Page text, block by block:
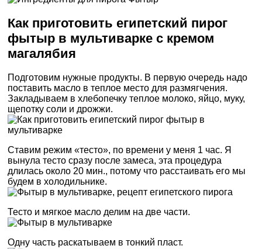
Как приготовить египетский пирог
фытыр в мультиварке с кремом
магалябия
Подготовим нужные продукты. В первую очередь надо
поставить масло в теплое место для размягчения.
Закладываем в хлебопечку теплое молоко, яйцо, муку,
щепотку соли и дрожжи.
Ставим режим «тесто», по времени у меня 1 час. Я
вынула тесто сразу после замеса, эта процедура
длилась около 20 мин., потому что расстаивать его мы
будем в холодильнике.
Тесто и мягкое масло делим на две части.
Одну часть раскатываем в тонкий пласт.